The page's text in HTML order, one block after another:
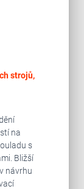
strojů,
na
s
Bližší
návrhu